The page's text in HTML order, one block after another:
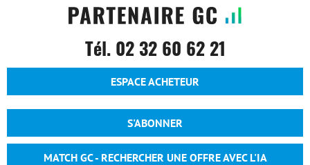
Tél. 02 32 60 62 21
Entête - Espace acheteur
ESPACE ACHETEUR
Entête - Accueil - Anonyme
S'ABONNER
MATCH GC - RECHERCHER UNE OFFRE AVEC L'IA